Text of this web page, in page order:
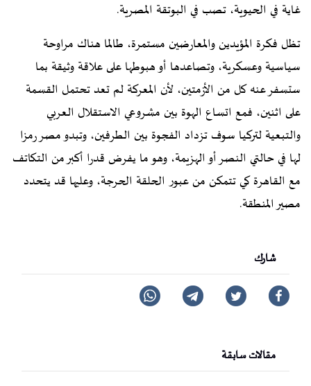
غاية في الحيوية، تصب في البوتقة المصرية.
تظل فكرة المؤيدين والمعارضين مستمرة، طالما هناك مراوحة
سياسية وعسكرية، وتصاعدها أو هبوطها على علاقة وثيقة بما
ستسفر عنه كل من الأزمتين، لأن المعركة لم تعد تحتمل القسمة
على اثنين، فمع اتساع الهوة بين مشروعي الاستقلال العربي
والتبعية لتركيا سوف تزداد الفجوة بين الطرفين، وتبدو مصر رمزا
لها في حالتي النصر أو الهزيمة، وهو ما يفرض قدرا أكبر من التكاتف
مع القاهرة كي تتمكن من عبور الحلقة الحرجة، وعليها قد يتحدد
مصير المنطقة.
شارك
مقالات سابقة